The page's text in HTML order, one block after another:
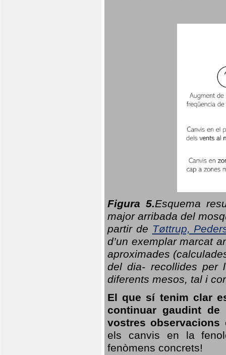
Figura 5.Esquema
major arribada del
partir de Tøttrup,
d’un exemplar marcat
aproximades
del dia- recollides per
diferents mesos, tal i
El que sí tenim clar
continuar gaudint
vostres
els canvis en la
fenòmens concrets!